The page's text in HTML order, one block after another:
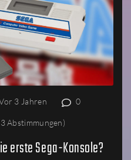
3 Jahren 0
Abstimmungen)
erste Sega-Konsole?